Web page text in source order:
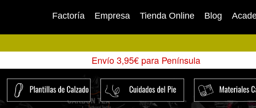
Factoría Empresa Tienda Online Blog
Envío 3,95€ para Península